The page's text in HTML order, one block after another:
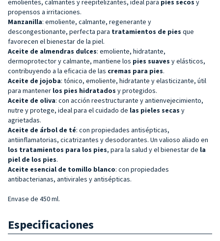
propensos a irritaciones.
Manzanilla: emoliente, calmante, regenerante y
descongestionante, perfecta para tratamientos de pies que
favorecen el bienestar de la piel.
Aceite de almendras dulces: emoliente, hidratante,
dermoprotector y calmante, mantiene los pies suaves y elásticos,
contribuyendo a la eficacia de las cremas para pies.
Aceite de jojoba: tónico, emoliente, hidratante y elasticizante, útil
para mantener los pies hidratados y protegidos.
Aceite de oliva: con acción reestructurante y antienvejecimiento,
nutre y protege, ideal para el cuidado de las pieles secas y
agrietadas.
Aceite de árbol de té: con propiedades antisépticas,
antiinflamatorias, cicatrizantes y desodorantes. Un valioso aliado en
los tratamientos para los pies, para la salud y el bienestar de la
piel de los pies.
Aceite esencial de tomillo blanco: con propiedades
antibacterianas, antivirales y antisépticas.
Envase de 450 ml.
Especificaciones